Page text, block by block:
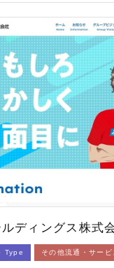
ディングス株式
Type その他流通・サービ